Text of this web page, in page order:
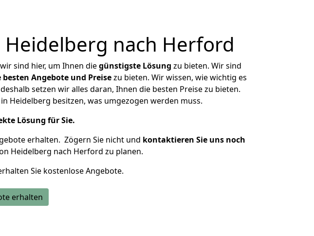
nach Herford
sind hier, um Ihnen diegünstigste Lösung zu bieten. Wir sind
besten Angebote und Preisezu bieten. Wir wissen, wie wichtig es
setzen wir alles daran, Ihnen die besten Preise zu bieten.
Heidelberg besitzen, was umgezogen werden muss.
Lösung für Sie.
erhalten. Zögern Sie nicht und kontaktieren Sie uns noch
Heidelberg nach Herford zu planen.
Sie kostenlose Angebote.
erhalten